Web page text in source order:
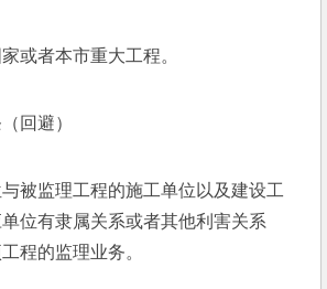
者本市重大工程。
回避）
监理工程的施工单位以及建设工
位有隶属关系或者其他利害关系
程的监理业务。